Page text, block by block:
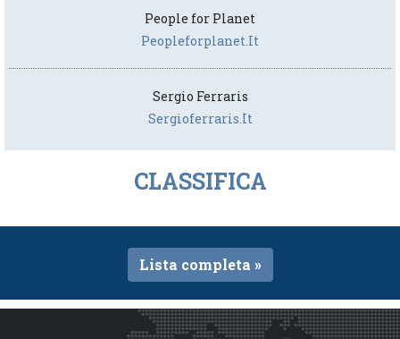
People for Planet
Peopleforplanet.it
Sergio Ferraris
Sergioferraris.it
CLASSIFICA
Lista completa »